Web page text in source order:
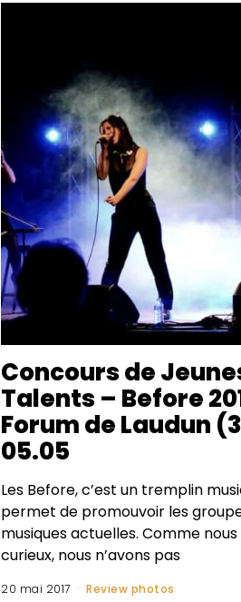
Concours de
Talents – Before
Forum de Laudun
05.05
Les Before, c’est un tremplin
permet de promouvoir les
musiques actuelles. Comme
curieux, nous n’avons pas
20 mai 2017 Review photos